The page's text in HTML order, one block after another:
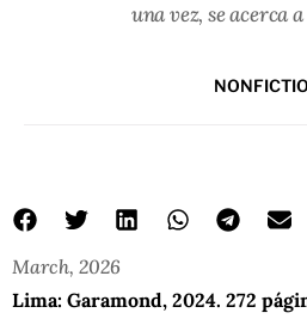
una vez, se acerca
March, 2026
Lima: Garamond, 2024. 272